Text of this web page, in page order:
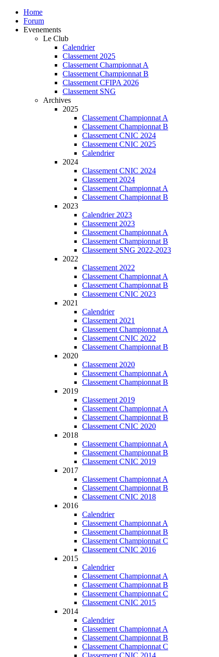
Home
Forum
Evenements
Le Club
Calendrier
Classement 2025
Classement Championnat A
Classement Championnat B
Classement CFIPA 2026
Classement SNG
Archives
2025
Classement Championnat A
Classement Championnat B
Classement CNIC 2024
Classement CNIC 2025
Calendrier
2024
Classement CNIC 2024
Classement 2024
Classement Championnat A
Classement Championnat B
2023
Calendrier 2023
Classement 2023
Classement Championnat A
Classement Championnat B
Classement SNG 2022-2023
2022
Classement 2022
Classement Championnat A
Classement Championnat B
Classement CNIC 2023
2021
Calendrier
Classement 2021
Classement Championnat A
Classement CNIC 2022
Classement Championnat B
2020
Classement 2020
Classement Championnat A
Classement Championnat B
2019
Classement 2019
Classement Championnat A
Classement Championnat B
Classement CNIC 2020
2018
Classement Championnat A
Classement Championnat B
Classement CNIC 2019
2017
Classement Championnat A
Classement Championnat B
Classement CNIC 2018
2016
Calendrier
Classement Championnat A
Classement Championnat B
Classement Championnat C
Classement CNIC 2016
2015
Calendrier
Classement Championnat A
Classement Championnat B
Classement Championnat C
Classement CNIC 2015
2014
Calendrier
Classement Championnat A
Classement Championnat B
Classement Championnat C
Classement CNIC 2014